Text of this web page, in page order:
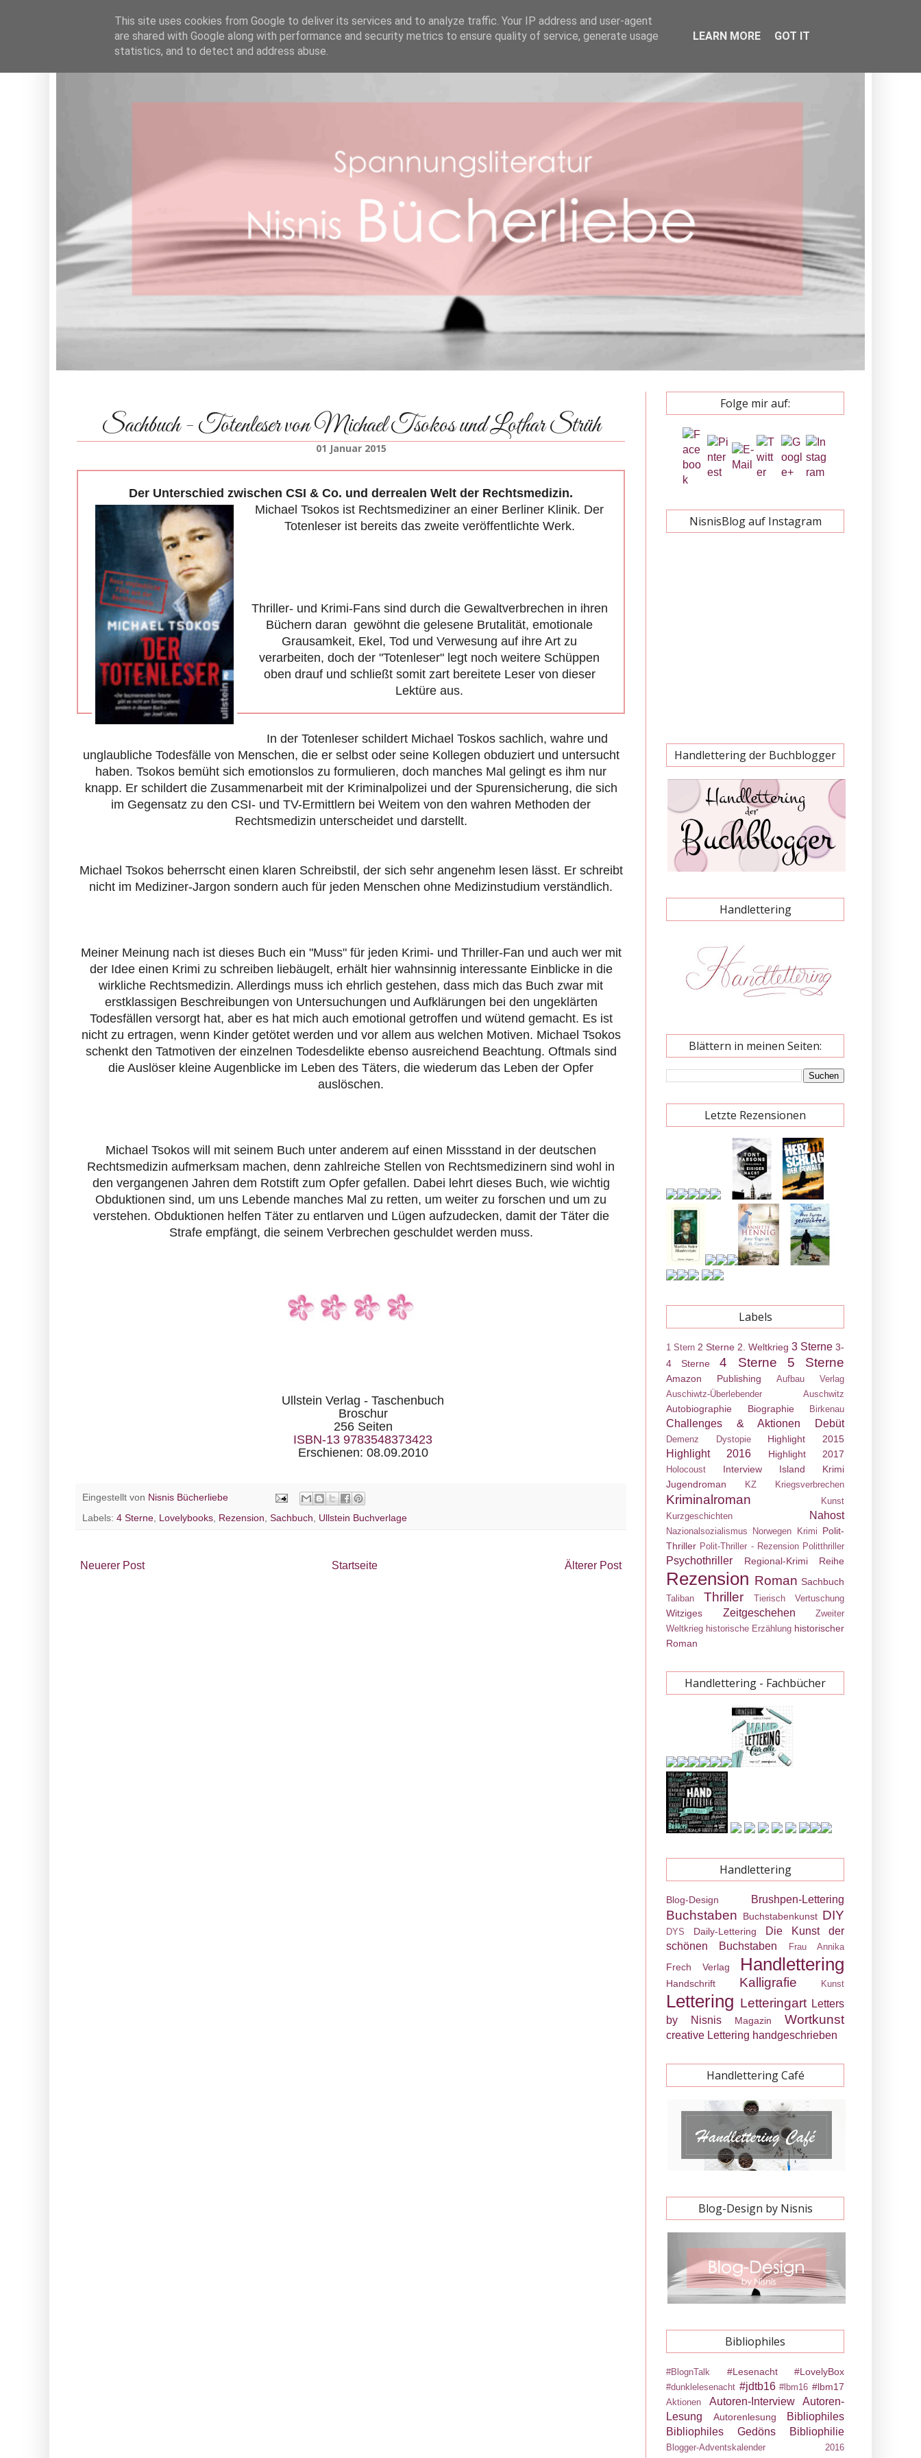
Sachbuch - Totenleser von Michael Tsokos und Lothar Strüh
01 Januar 2015
Der Unterschied zwischen CSI & Co. und derrealen Welt der Rechtsmedizin.
Michael Tsokos ist Rechtsmediziner an einer Berliner Klinik. Der
Totenleser ist bereits das zweite veröffentlichte Werk.
Thriller- und Krimi-Fans sind durch die Gewaltverbrechen in ihren
Büchern daran gewöhnt die gelesene Brutalität, emotionale
Grausamkeit, Ekel, Tod und Verwesung auf ihre Art zu
verarbeiten, doch der "Totenleser" legt noch weitere Schüppen
oben drauf und schließt somit zart bereitete Leser von dieser
Lektüre aus.
In der Totenleser schildert Michael Toskos sachlich, wahre und
unglaubliche Todesfälle von Menschen, die er selbst oder seine Kollegen obduziert und untersucht
haben. Tsokos bemüht sich emotionslos zu formulieren, doch manches Mal gelingt es ihm nur
knapp. Er schildert die Zusammenarbeit mit der Kriminalpolizei und der Spurensicherung, die sich
im Gegensatz zu den CSI- und TV-Ermittlern bei Weitem von den wahren Methoden der
Rechtsmedizin unterscheidet und darstellt.
Michael Tsokos beherrscht einen klaren Schreibstil, der sich sehr angenehm lesen lässt. Er schreibt
nicht im Mediziner-Jargon sondern auch für jeden Menschen ohne Medizinstudium verständlich.
Meiner Meinung nach ist dieses Buch ein "Muss" für jeden Krimi- und Thriller-Fan und auch wer mit
der Idee einen Krimi zu schreiben liebäugelt, erhält hier wahnsinnig interessante Einblicke in die
wirkliche Rechtsmedizin. Allerdings muss ich ehrlich gestehen, dass mich das Buch zwar mit
erstklassigen Beschreibungen von Untersuchungen und Aufklärungen bei den ungeklärten
Todesfällen versorgt hat, aber es hat mich auch emotional getroffen und wütend gemacht. Es ist
nicht zu ertragen, wenn Kinder getötet werden und vor allem aus welchen Motiven. Michael Tsokos
schenkt den Tatmotiven der einzelnen Todesdelikte ebenso ausreichend Beachtung. Oftmals sind
die Auslöser kleine Augenblicke im Leben des Täters, die wiederum das Leben der Opfer
auslöschen.
Michael Tsokos will mit seinem Buch unter anderem auf einen Missstand in der deutschen
Rechtsmedizin aufmerksam machen, denn zahlreiche Stellen von Rechtsmedizinern sind wohl in
den vergangenen Jahren dem Rotstift zum Opfer gefallen. Dabei lehrt dieses Buch, wie wichtig
Obduktionen sind, um uns Lebende manches Mal zu retten, um weiter zu forschen und um zu
verstehen. Obduktionen helfen Täter zu entlarven und Lügen aufzudecken, damit der Täter die
Strafe empfängt, die seinem Verbrechen geschuldet werden muss.
Ullstein Verlag - Taschenbuch
Broschur
256 Seiten
ISBN-13 9783548373423
Erschienen: 08.09.2010
Eingestellt von Nisnis Bücherliebe
Labels: 4 Sterne Lovelybooks Rezension Sachbuch Ullstein Buchverlage
Neuerer Post Älterer Post
Startseite
Folge mir auf:
NisnisBlog auf Instagram
Handlettering der Buchblogger
Handlettering
Blättern in meinen Seiten:
Letzte Rezensionen
Labels
1 Stern 2 Sterne 2. Weltkrieg 3 Sterne 3-
4 Sterne
4 Sterne 5 Sterne
Amazon Publishing
Aufbau Verlag
Auschiwtz-Überlebender
Auschwitz
Autobiographie Biographie Birkenau
Challenges & Aktionen Debüt
Demenz Dystopie Highlight 2015
Highlight 2016 Highlight 2017
Holocoust Interview
Island Krimi
Jugendroman
KZ Kriegsverbrechen
Kriminalroman
Kunst
Kurzgeschichten
Nahost
Nazionalsozialismus Norwegen Krimi Polit-
Thriller Polit-Thriller - Rezension Politthriller
Psychothriller Regional-Krimi Reihe
Rezension Roman Sachbuch
Taliban Thriller Tierisch Vertuschung
Witziges Zeitgeschehen
Zweiter
Weltkrieg historische Erzählung historischer
Roman
Handlettering - Fachbücher
Handlettering
Blog-Design Brushpen-Lettering
Buchstaben Buchstabenkunst DIY
DYS Daily-Lettering
Die Kunst der
schönen Buchstaben
Frau Annika
Frech Verlag Handlettering
Handschrift Kalligrafie Kunst
Lettering Letteringart Letters
by Nisnis
Magazin Wortkunst
creative Lettering handgeschrieben
Handlettering Café
Blog-Design by Nisnis
Bibliophiles
#BlognTalk #Lesenacht #LovelyBox
#dunklelesenacht #jdtb16 #lbm16 #lbm17
Aktionen Autoren-Interview
Autoren-
Lesung
Autorenlesung
Bibliophiles
Bibliophiles Gedöns
Bibliophilie
Blogger-Adventskalender 2016
This site uses cookies from Google to deliver its services and to analyze traffic. Your IP address and user-agent
are shared with Google along with performance and security metrics to ensure quality of service, generate usage
statistics, and to detect and address abuse.
LEARN MORE GOT IT